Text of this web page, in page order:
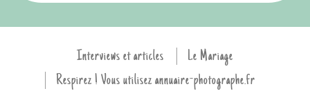
Interviews et articles
Le Mariage
Respirez ! Vous utilisez annuaire-photographe.fr